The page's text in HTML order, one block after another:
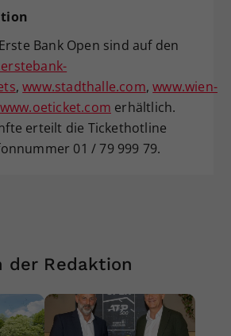
Bank Open sind auf den
,www.stadthalle.com,www.wien-
www.oeticket.com erhältlich.
erteilt die Tickethotline
01 / 79 999 79.
der Redaktion